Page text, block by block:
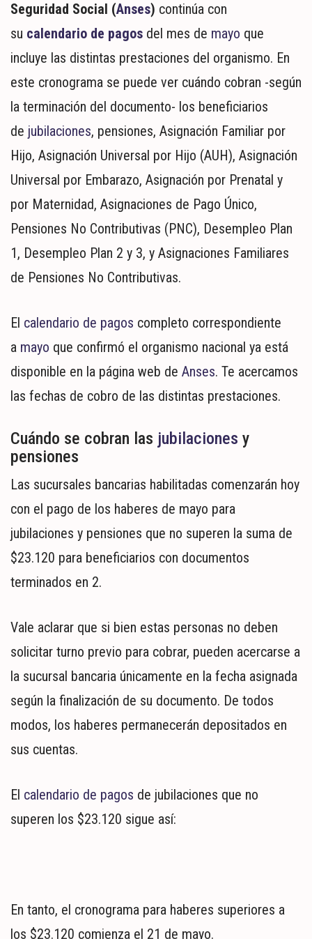
ECONOMÍA
MUNDO
DEPORTES
ESPECTÁCULOS
NACIONALES
REGIONALES
SALUD
Seguridad Social (Anses) continúa con
su calendario de pagos del mes de mayo que
incluye las distintas prestaciones del organismo. En
este cronograma se puede ver cuándo cobran -según
la terminación del documento- los beneficiarios
de jubilaciones, pensiones, Asignación Familiar por
Hijo, Asignación Universal por Hijo (AUH), Asignación
Universal por Embarazo, Asignación por Prenatal y
por Maternidad, Asignaciones de Pago Único,
Pensiones No Contributivas (PNC), Desempleo Plan
1, Desempleo Plan 2 y 3, y Asignaciones Familiares
de Pensiones No Contributivas.
El calendario de pagos completo correspondiente
a mayo que confirmó el organismo nacional ya está
disponible en la página web de Anses. Te acercamos
las fechas de cobro de las distintas prestaciones.
Cuándo se cobran las jubilaciones y
pensiones
Las sucursales bancarias habilitadas comenzarán hoy
con el pago de los haberes de mayo para
jubilaciones y pensiones que no superen la suma de
$23.120 para beneficiarios con documentos
terminados en 2.
Vale aclarar que si bien estas personas no deben
solicitar turno previo para cobrar, pueden acercarse a
la sucursal bancaria únicamente en la fecha asignada
según la finalización de su documento. De todos
modos, los haberes permanecerán depositados en
sus cuentas.
El calendario de pagos de jubilaciones que no
superen los $23.120 sigue así:
En tanto, el cronograma para haberes superiores a
los $23.120 comienza el 21 de mayo.